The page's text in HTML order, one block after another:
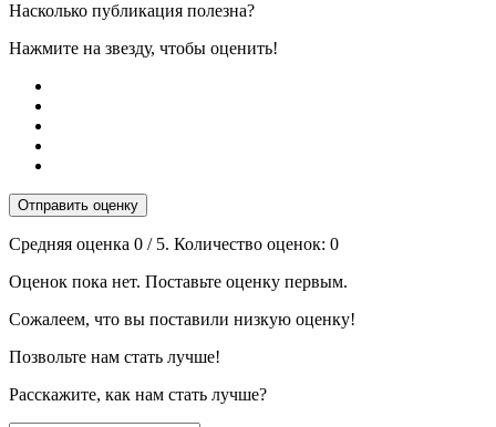
Насколько публикация полезна?
Нажмите на звезду, чтобы оценить!
Отправить оценку
Средняя оценка 0 / 5. Количество оценок: 0
Оценок пока нет. Поставьте оценку первым.
Сожалеем, что вы поставили низкую оценку!
Позвольте нам стать лучше!
Расскажите, как нам стать лучше?